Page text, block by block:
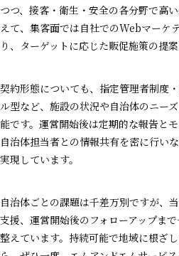
つつ、接客・衛生・安全の各分野で高
えて、集客面では自社でのWebマーケ
り、ターゲットに応じた販促施策の提案
契約形態についても、指定管理者制度
ル型など、施設の状況や自治体のニー
能です。運営開始後は定期的な報告と
自治体担当者との情報共有を密に行い
実現しています。
自治体ごとの課題は千差万別ですが、
支援、運営開始後のフォローアップま
整えています。持続可能で地域に根ざ